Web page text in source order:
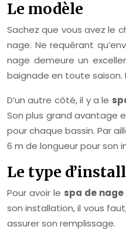
Le modèle
Sachez que vous avez le
nage. Ne requérant
nage demeure un
baignade en toute
D’un autre côté, il y a le
Son plus grand avantage
pour chaque bassin. Par
6 m de longueur pour son
Le type
Pour avoir le spa de nage
son installation, il vous
assurer son remplissage.